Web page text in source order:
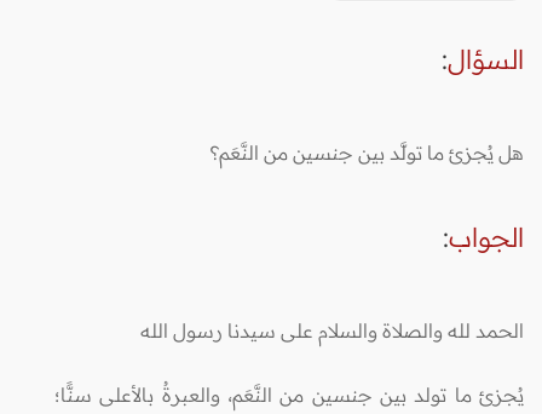
السؤال:
هل يُجزئ ما تولَّد بين جنسين من النَّعَم؟
الجواب:
الحمد لله والصلاة والسلام على سيدنا رسول الله
يُجزئ ما تولد بين جنسين من النَّعَم، والعبرةُ بالأعلى سنًّا؛